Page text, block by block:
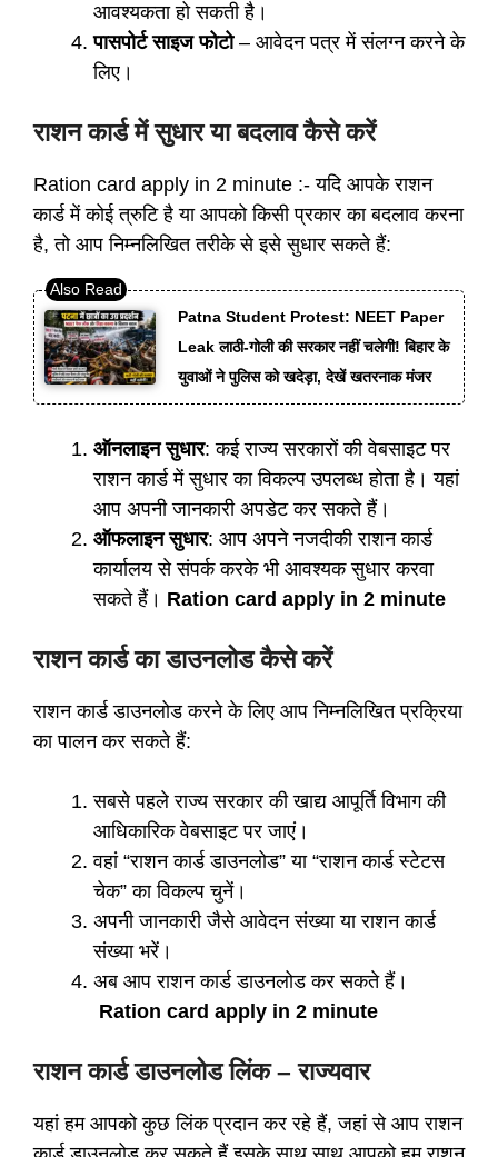
आवश्यकता हो सकती है।
पासपोर्ट साइज फोटो– आवेदन पत्र में संलग्न करने के
लिए।
राशन कार्ड में सुधार या बदलाव कैसे करें
Ration card apply in 2 minute :- यदि आपके राशन
कार्ड में कोई त्रुटि है या आपको किसी प्रकार का बदलाव करना
है, तो आप निम्नलिखित तरीके से इसे सुधार सकते हैं:
Patna Student Protest: NEET Paper
Leak लाठी-गोली की सरकार नहीं चलेगी! बिहार के
युवाओं ने पुलिस को खदेड़ा, देखें खतरनाक मंजर
ऑनलाइन सुधार: कई राज्य सरकारों की वेबसाइट पर
राशन कार्ड में सुधार का विकल्प उपलब्ध होता है। यहां
आप अपनी जानकारी अपडेट कर सकते हैं।
ऑफलाइन सुधार: आप अपने नजदीकी राशन कार्ड
कार्यालय से संपर्क करके भी आवश्यक सुधार करवा
सकते हैं। Ration card apply in 2 minute
राशन कार्ड का डाउनलोड कैसे करें
राशन कार्ड डाउनलोड करने के लिए आप निम्नलिखित प्रक्रिया
का पालन कर सकते हैं:
सबसे पहले राज्य सरकार की खाद्य आपूर्ति विभाग की
आधिकारिक वेबसाइट पर जाएं।
वहां “राशन कार्ड डाउनलोड” या “राशन कार्ड स्टेटस
चेक” का विकल्प चुनें।
अपनी जानकारी जैसे आवेदन संख्या या राशन कार्ड
संख्या भरें।
अब आप राशन कार्ड डाउनलोड कर सकते हैं।
Ration card apply in 2 minute
राशन कार्ड डाउनलोड लिंक – राज्यवार
यहां हम आपको कुछ लिंक प्रदान कर रहे हैं, जहां से आप राशन